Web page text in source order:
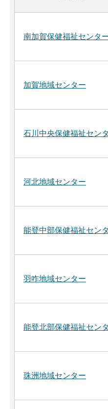
南加賀保健福祉センタ
加賀地域センター
石川中央保健福祉セン
河北地域センター
能登中部保健福祉セン
羽咋地域センター
能登北部保健福祉セン
珠洲地域センター